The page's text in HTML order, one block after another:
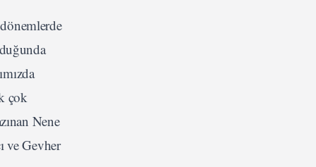
çok
Nene
ve Gevher